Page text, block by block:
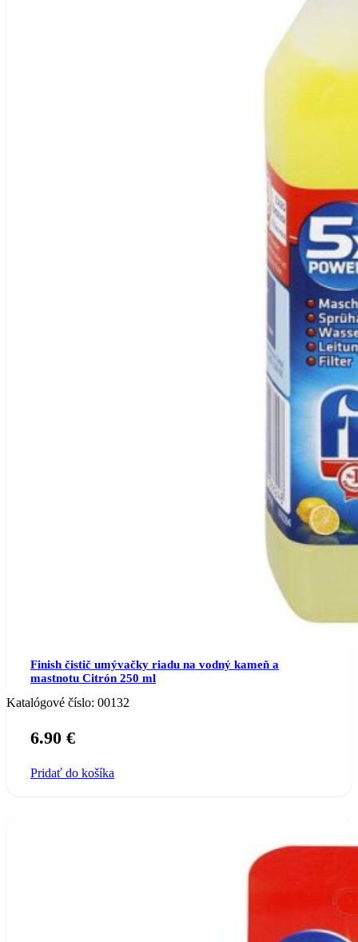
Finish čistič umývačky riadu na vodný kameň a
mastnotu Citrón 250 ml
Katalógové číslo: 00132
6.90 €
Pridať do košíka